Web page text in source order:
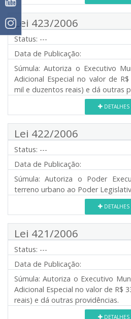
Lei 423/2006
Status: ---
Data de Publicação:
Súmula: Autoriza o Executivo
Adicional Especial no valor de
mil e duzentos reais) e dá outras
DETALHES
Lei 422/2006
Status: ---
Data de Publicação:
Súmula: Autoriza o Poder
terreno urbano ao Poder
DETALHES
Lei 421/2006
Status: ---
Data de Publicação:
Súmula: Autoriza o Executivo
Adicional Especial no valor de R$
reais) e dá outras providências.
DETALHES